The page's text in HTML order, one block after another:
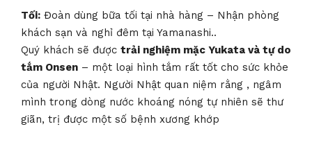
Tối: Đoàn dùng bữa tối tại nhà hàng – Nhận phòng
khách sạn và nghỉ đêm tại Yamanashi..
Quý khách sẽ được trải nghiệm mặc Yukata và tự do
tắm Onsen – một loại hình tắm rất tốt cho sức khỏe
của người Nhật. Người Nhật quan niệm rằng , ngâm
mình trong dòng nước khoáng nóng tự nhiên sẽ thư
giãn, trị được một số bệnh xương khớp